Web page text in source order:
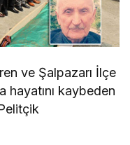
ve Şalpazarı İlçe
hayatını kaybeden